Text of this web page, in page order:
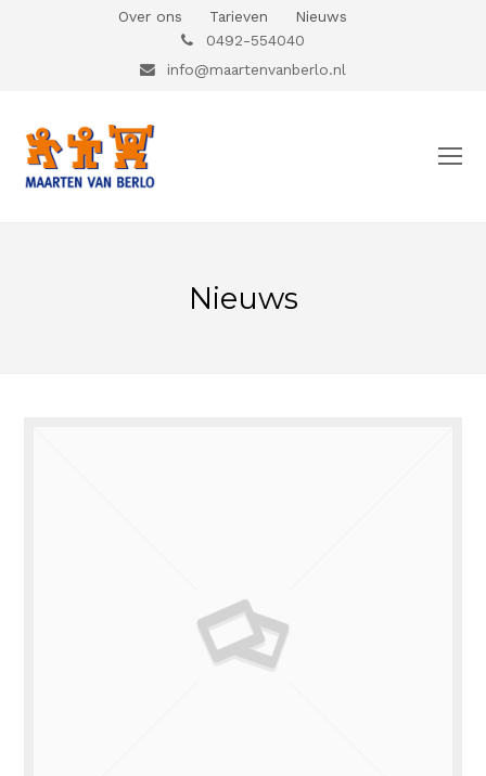
Over ons Tarieven
Nieuws
0492-554040
info@maartenvanberlo.nl
Nieuws